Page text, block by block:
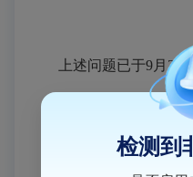
上述问题已于9月23
二、下一步工作要求
（一）及时做好网站
检测到